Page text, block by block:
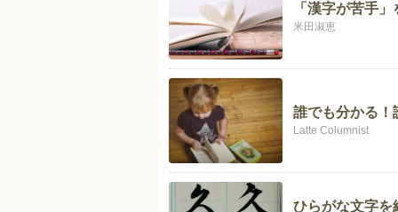
「漢字が苦手
米田淑恵
誰でも分かる！
Latte Columnist
ひらがな文字を